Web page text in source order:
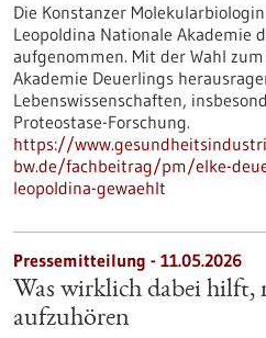
Die Konstanzer
Leopoldina Nationale Akademie
aufgenommen. Mit der Wahl
Akademie Deuerlings
Lebenswissenschaften,
Proteostase-Forschung.
https://
bw.de/fachbeitrag/pm/elke-
leopoldina-gewaehlt
Pressemitteilung - 11.05.2026
Was wirklich dabei hilft,
aufzuhören